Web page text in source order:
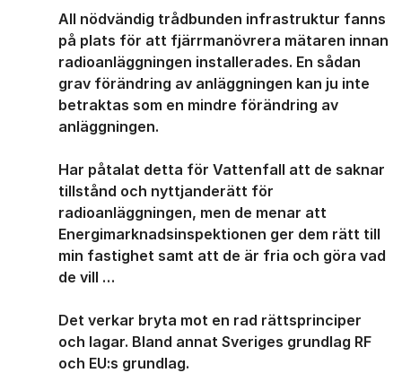
All nödvändig trådbunden infrastruktur fanns
på plats för att fjärrmanövrera mätaren innan
radioanläggningen installerades. En sådan
grav förändring av anläggningen kan ju inte
betraktas som en mindre förändring av
anläggningen.
Har påtalat detta för Vattenfall att de saknar
tillstånd och nyttjanderätt för
radioanläggningen, men de menar att
Energimarknadsinspektionen ger dem rätt till
min fastighet samt att de är fria och göra vad
de vill …
Det verkar bryta mot en rad rättsprinciper
och lagar. Bland annat Sveriges grundlag RF
och EU:s grundlag.